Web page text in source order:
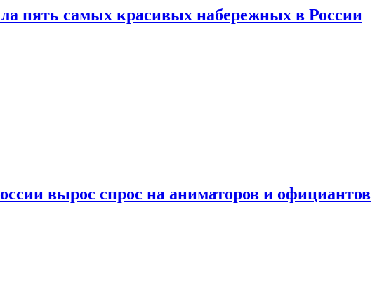
пять самых красивых набережных в России
вырос спрос на аниматоров и официантов